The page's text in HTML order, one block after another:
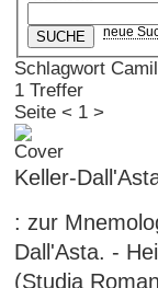
neue
Schlagwort
1 Treffer
Seite < 1 >
Keller-
: zur
Dall'Asta. -
(Studia